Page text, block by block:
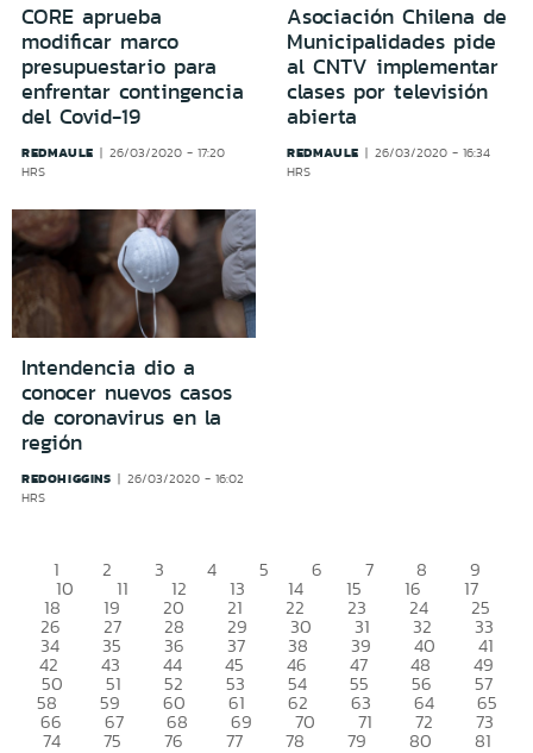
CORE aprueba
modificar marco
presupuestario para
enfrentar contingencia
del Covid-19
REDMAULE
26/03/2020 - 17:20
HRS
Asociación Chilena de
Municipalidades pide
al CNTV implementar
clases por televisión
abierta
REDMAULE
26/03/2020 - 16:34
HRS
Intendencia dio a
conocer nuevos casos
de coronavirus en la
región
REDOHIGGINS
26/03/2020 - 16:02
HRS
1 2 3 4 5 6 7 8 9
10 11 12 13 14 15 16 17
18 19 20 21 22 23 24 25
26 27 28 29 30 31 32 33
34 35 36 37 38 39 40 41
42 43 44 45 46 47 48 49
50 51 52 53 54 55 56 57
58 59 60 61 62 63 64 65
66 67 68 69 70 71 72 73
74 75 76 77 78 79 80 81